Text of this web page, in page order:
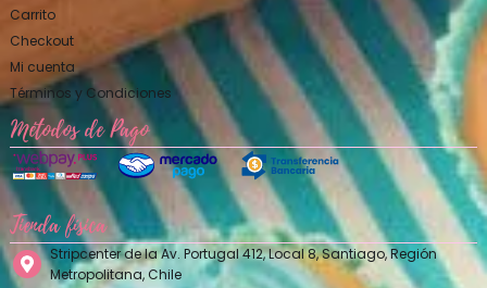
Carrito
Checkout
Mi cuenta
Términos y Condiciones
Métodos de Pago
Tienda física
Stripcenter de la Av. Portugal 412, Local 8, Santiago, Región
Metropolitana, Chile